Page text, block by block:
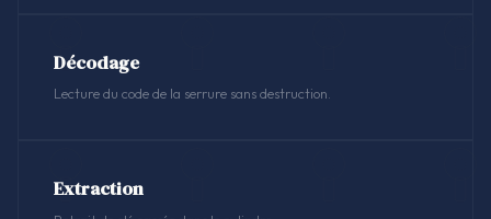
Décodage
Lecture du code de la serrure sans destruction.
Extraction